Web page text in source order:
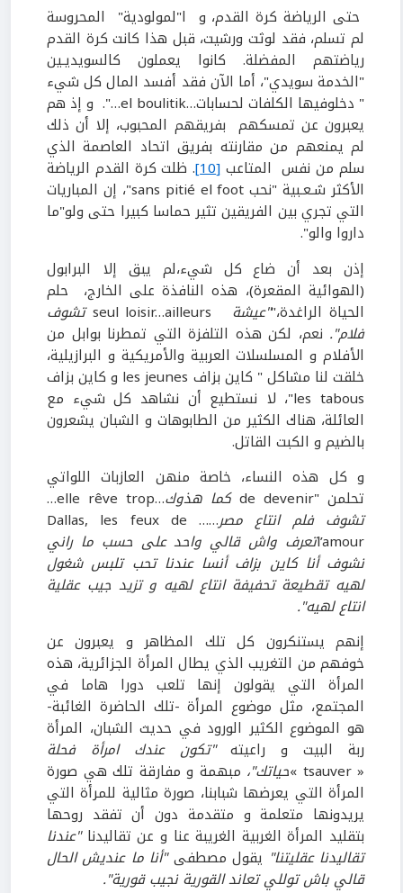
حتى الرياضة كرة القدم، و ا"لمولودية" المحروسة
لم تسلم، فقد لوثت ورشيت، قبل هذا كانت كرة القدم
رياضتهم المفضلة. كانوا يعملون كالسويديـين
"الخدمة سويدي"، أما الآن فقد أفسد المال كل شيء
" دخلوفيها الكلفات لحسابات…el boulitik…". و إذ هم
يعبرون عن تمسكهم بفريقهم المحبوب، إلا أن ذلك
لم يمنعهم من مقارنته بفريق اتحاد العاصمة الذي
سلم من نفس المتاعب[10]
. ظلت كرة القدم الرياضة
الأكثر شـعـبية "نحب sans pitié el foot"، إن المباريات
التي تجري بين الفريقين تثير حماسا كبيرا حتى ولو"ما
داروا والو".
إذن بعد أن ضاع كل شيء،لم يبق إلا البرابول
(الهوائية المقعرة)، هذه النافذة على الخارج، حلم
الحياة الراغدة،""عيشة seul loisir…ailleurs تشوف
فلام". نعم، لكن هذه التلفزة التي تمطرنا بوابل من
الأفلام و المسلسلات العربية والأمريكية و البرازيلية،
خلقت لنا مشاكل " كاين بزاف les jeunes و كاين بزاف
les tabous"، لا نستطيع أن نشاهد كل شيء مع
العائلة، هناك الكثير من الطابوهات و الشبان يشعرون
بالضيم و الكبت القاتل.
و كل هذه النساء، خاصة منهن العازبات اللواتي
تحلمن "de devenir
كما هذوك…elle rêve trop…
تشوف فلم انتاع مصر
…… Dallas, les feux de
l’amourتعرف واش قالي واحد على حسب ما راني
نشوف أنا كاين بزاف أنسا عندنا تحب تلبس شغول
لهيه تقطيعة تحفيفة انتاع لهيه و تزيد جيب عقلية
انتاع لهيه".
إنهم يستنكرون كل تلك المظاهر و يعبرون عن
خوفهم من التغريب الذي يطال المرأة الجزائرية، هذه
المرأة التي يقولون إنها تلعب دورا هاما في
المجتمع، مثل موضوع المرأة -تلك الحاضرة الغائبة-
هو الموضوع الكثير الورود في حديث الشبان، المرأة
ربة البيت و راعيته"تكون عندك امرأة فحلة
« tsauver »
حياتك"، مبهمة و مفارقة تلك هي صورة
المرأة التي يعرضها شبابنا، صورة مثالية للمرأة التي
يريدونها متعلمة و متقدمة دون أن تفقد روحها
بتقليد المرأة الغربية الغريبة عنا و عن تقاليدنا"عندنا
تقاليدنا عقليتنا" يقول مصطفى"أنا ما عنديش الحال
قالي باش توللي تعاند القورية نجيب قورية".